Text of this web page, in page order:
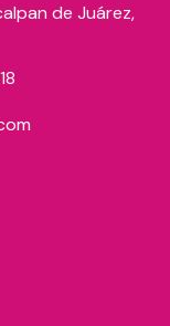
de Juárez,